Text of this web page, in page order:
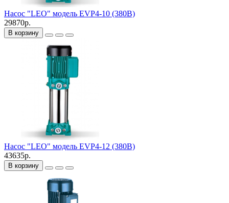
Насос "LEO" модель EVP4-10 (380В)
29870р.
В корзину
Насос "LEO" модель EVP4-12 (380В)
43635р.
В корзину